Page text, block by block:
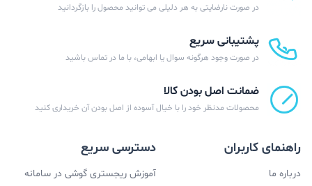
در صورت نارضایتی به هر دلیلی می توانید محصول را بازگردانید
پشتیبانی سریع
در صورت وجود هرگونه سوال یا ابهامی، با ما در تماس باشید
ضمانت اصل بودن کالا
محصولات مدنظر خود را با خیال آسوده از اصل بودن آن خریداری کنید
راهنمای کاربران
درباره ما
دسترسی سریع
آموزش ریجستری گوشی در سامانه